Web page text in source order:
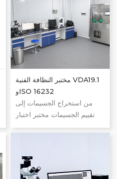
مسح الغشاء بشكل متكرر لمدة
10 مرات) وضع المسح: المسح
التلقائي مصدر الضوء: وضع
الاستقطاب المزدوج التلقائي
الذي يتم التحكم فيه بواسطة
البرنامج. تحديد الجسيمات:
الجسيمات المعدنية، الجسيمات
مختبر النظافة الفنية VDA19.1
وISO 16232
من استخراج الجسيمات إلى
تقييم الجسيمات مختبر اختبار
النظافة الفنية اجعل اختبار
السيارات مختبر جاهز للتفتيش
على النظافة الفنية